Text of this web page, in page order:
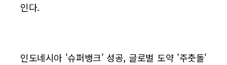
인다.
인도네시아 '슈퍼뱅크' 성공, 글로벌 도약 '주춧돌'